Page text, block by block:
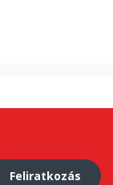
Feliratkozás